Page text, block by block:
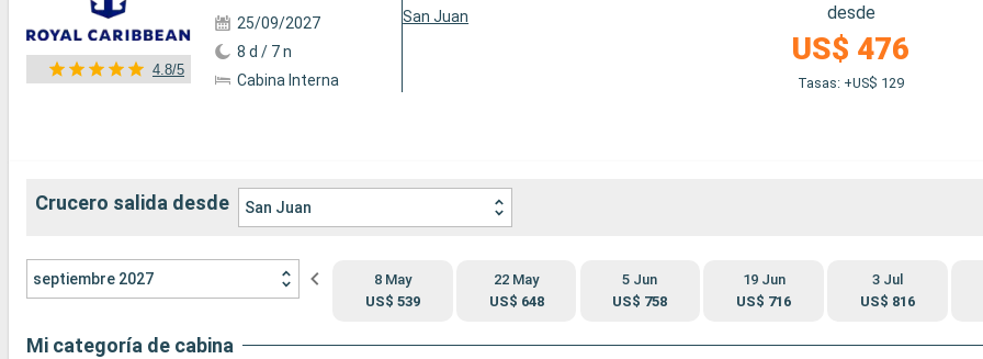
4.8/5
25/09/2027
8 d / 7 n
Cabina Interna
San Juan
desde
US$ 476
Tasas: +US$ 129
Crucero salida desde San Juan
septiembre 2027
8 May
US$ 539
22 May
US$ 648
5 Jun
US$ 758
19 Jun
US$ 716
3 Jul
US$ 816
Mi categoría de cabina